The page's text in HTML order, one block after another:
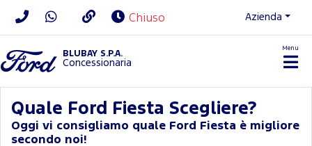
Chiuso Azienda
BLUBAY S.P.A.
Concessionaria
Menu
Quale Ford Fiesta Scegliere?
Oggi vi consigliamo quale Ford Fiesta è migliore
secondo noi!